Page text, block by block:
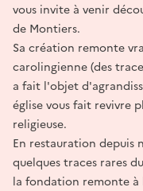
vous invite à venir
de Montiers.
Sa création remonte
carolingienne (des
a fait l'objet
église vous fait revivre
religieuse.
En restauration depuis
quelques traces rares
la fondation remonte